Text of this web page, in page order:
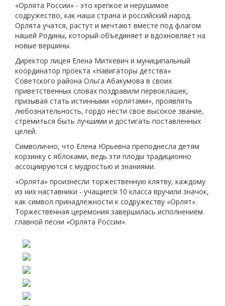
«Орлята России» - это крепкое и нерушимое
содружество, как наша страна и российский народ.
Орлята учатся, растут и мечтают вместе под флагом
нашей Родины, который объединяет и вдохновляет на
новые вершины.
Директор лицея Елена Миткевич и муниципальный
координатор проекта «Навигаторы детства»
Советского района Ольга Абакумова в своих
приветственных словах поздравили первоклашек,
призывая стать истинными «орлятами», проявлять
любознательность, гордо нести свое высокое звание,
стремиться быть лучшими и достигать поставленных
целей.
Символично, что Елена Юрьевна преподнесла детям
корзинку с яблоками, ведь эти плоды традиционно
ассоциируются с мудростью и знаниями.
«Орлята» произнесли торжественную клятву, каждому
из них наставники - учащиеся 10 класса вручили значок,
как символ принадлежности к содружеству «Орлят».
Торжественная церемония завершилась исполнением
главной песни «Орлята России».